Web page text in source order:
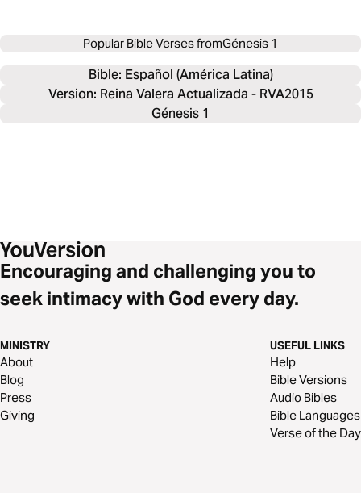
Popular Bible Verses fromGénesis 1
Bible: Español (América Latina)
Version: Reina Valera Actualizada - RVA2015
Génesis 1
Encouraging and challenging you to
seek intimacy with God every day.
MINISTRY
About
Blog
Press
Giving
USEFUL LINKS
Help
Bible Versions
Audio Bibles
Bible Languages
Verse of the Day